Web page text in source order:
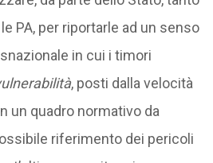
PA, per riportarle ad un senso
in cui i timori
, posti dalla velocità
un quadro normativo da
riferimento dei pericoli